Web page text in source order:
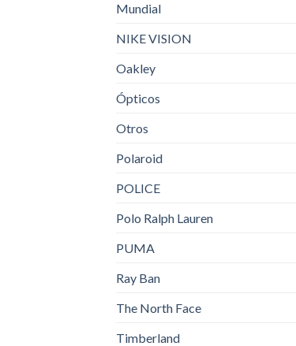
Mundial
NIKE VISION
Oakley
Ópticos
Otros
Polaroid
POLICE
Polo Ralph Lauren
PUMA
Ray Ban
The North Face
Timberland